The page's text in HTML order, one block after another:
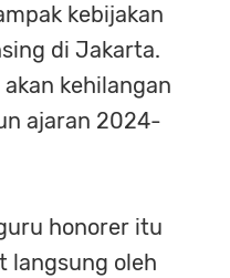
kebijakan
di Jakarta.
kehilangan
ajaran 2024-
honorer itu
langsung oleh